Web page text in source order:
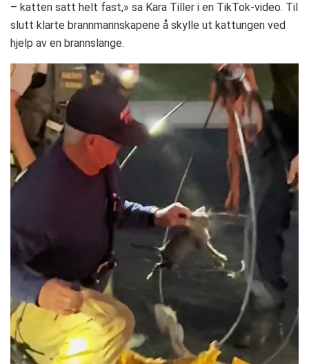
– katten satt helt fast,» sa Kara Tiller i en TikTok-video. Til
slutt klarte brannmannskapene å skylle ut kattungen ved
hjelp av en brannslange.